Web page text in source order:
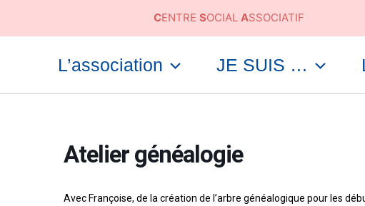
CENTRE SOCIAL ASSOCIATIF
L’association JE SUIS …
Atelier généalogie
Avec Françoise, de la création de l’arbre généalogique pour les